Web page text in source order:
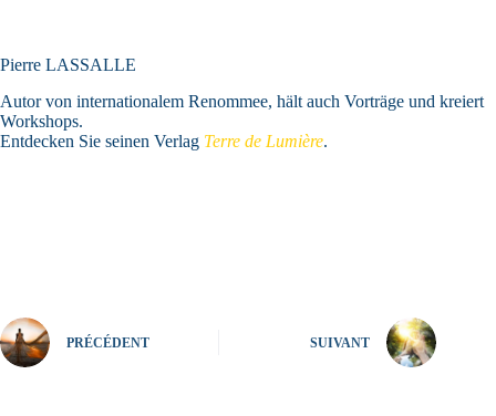
Pierre LASSALLE
Autor von internationalem Renommee, hält auch Vorträge und kreiert
Workshops.
Entdecken Sie seinen Verlag Terre de Lumière.
PRÉCÉDENT SUIVANT